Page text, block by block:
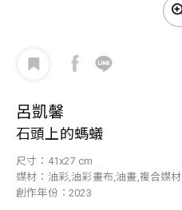
呂凱馨
石頭上的螞蟻
尺寸：41x27 cm
媒材：油彩,油彩畫布,油畫,複合媒材
創作年份：2023